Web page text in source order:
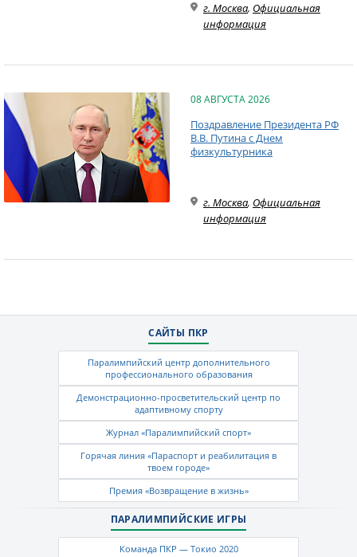
г. Москва, Официальная
информация
08 АВГУСТА 2026
Поздравление Президента РФ
В.В. Путина с Днем
физкультурника
г. Москва, Официальная
информация
САЙТЫ ПКР
Паралимпийский центр дополнительного
профессионального образования
Демонстрационно-просветительский центр по
адаптивному спорту
Журнал «Паралимпийский спорт»
Горячая линия «Параспорт и реабилитация в
твоем городе»
Премия «Возвращение в жизнь»
ПАРАЛИМПИЙСКИЕ ИГРЫ
Команда ПКР — Токио 2020